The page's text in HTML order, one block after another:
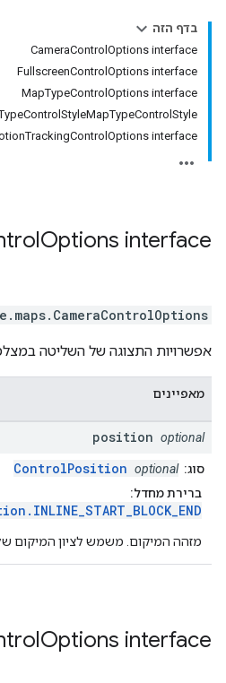
בדף הזה
‫CameraControlOptions interface
‫FullscreenControlOptions interface
‫MapTypeControlOptions interface
interface
Options interface
. CameraControlOptions
אפשרויות התצוגה של השליטה
מאפיינים
position optional
סוג: ControlPosition optional
ברירת מחדל:
מזהה המיקום. משמש לציון המיקום
Options interface